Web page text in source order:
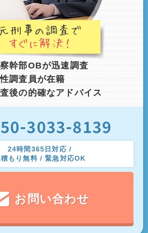
幹部OBが迅速調査
調査員が在籍
後の的確なアドバイス
3033-8139
24時間365日対応 /
積もり無料 / 緊急対応OK
お問い合わせ